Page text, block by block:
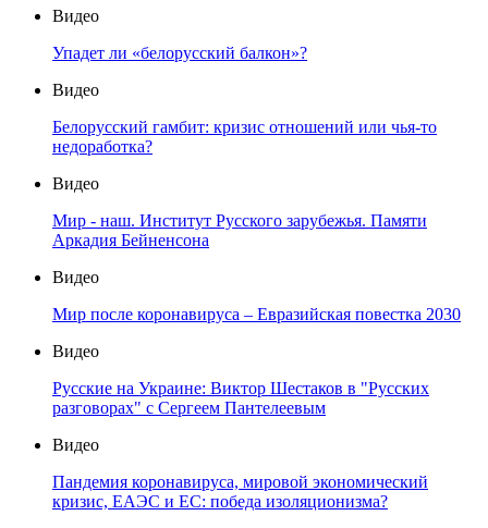
Видео
Упадет ли «белорусский балкон»?
Видео
Белорусский гамбит: кризис отношений или чья-то
недоработка?
Видео
Мир - наш. Институт Русского зарубежья. Памяти
Аркадия Бейненсона
Видео
Мир после коронавируса – Евразийская повестка 2030
Видео
Русские на Украине: Виктор Шестаков в "Русских
разговорах" с Сергеем Пантелеевым
Видео
Пандемия коронавируса, мировой экономический
кризис, ЕАЭС и ЕС: победа изоляционизма?